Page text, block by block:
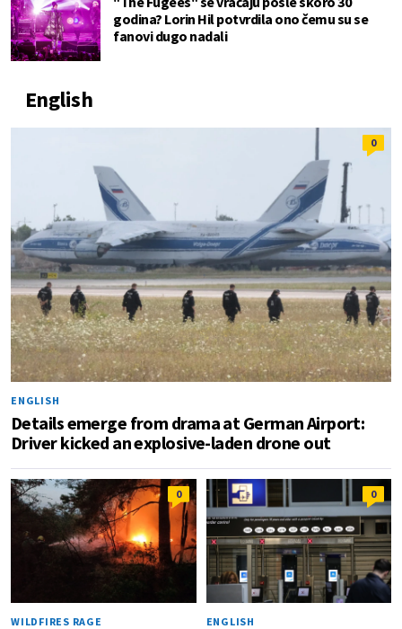
godina? Lorin Hil potvrdila ono čemu su se
fanovi dugo nadali
English
0
ENGLISH
Details emerge from drama at German Airport:
Driver kicked an explosive-laden drone out
0
WILDFIRES RAGE
0
ENGLISH